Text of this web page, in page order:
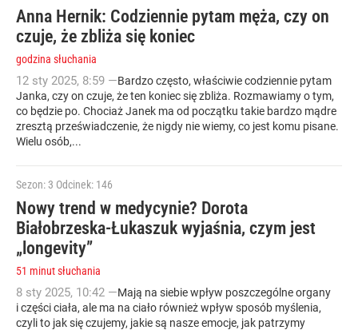
Anna Hernik: Codziennie pytam męża, czy on
czuje, że zbliża się koniec
godzina słuchania
12 sty 2025, 8:59 —Bardzo często, właściwie codziennie pytam
Janka, czy on czuje, że ten koniec się zbliża. Rozmawiamy o tym,
co będzie po. Chociaż Janek ma od początku takie bardzo mądre
zresztą przeświadczenie, że nigdy nie wiemy, co jest komu pisane.
Wielu osób,...
Sezon: 3 Odcinek: 146
Nowy trend w medycynie? Dorota
Białobrzeska-Łukaszuk wyjaśnia, czym jest
„longevity”
51 minut słuchania
8 sty 2025, 10:42 —Mają na siebie wpływ poszczególne organy
i części ciała, ale ma na ciało również wpływ sposób myślenia,
czyli to jak się czujemy, jakie są nasze emocje, jak patrzymy